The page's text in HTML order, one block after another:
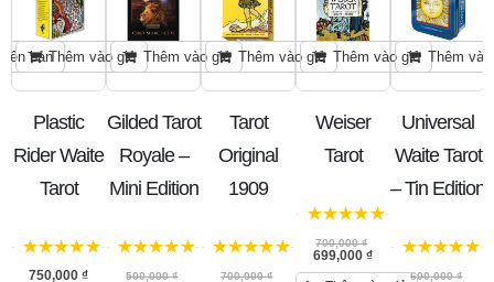
bảnThêm vào giỏ
Plastic
Rider Waite
Tarot
750,000 ₫
Thêm vào giỏ
Gilded Tarot
Royale –
Mini Edition
500,000₫
Thêm vào giỏ
Tarot
Original
1909
700,000₫
Thêm vào giỏ
Weiser
Tarot
700,000₫
699,000 ₫
Thêm
Universal
Waite Tarot
– Tin Edition
600,000₫